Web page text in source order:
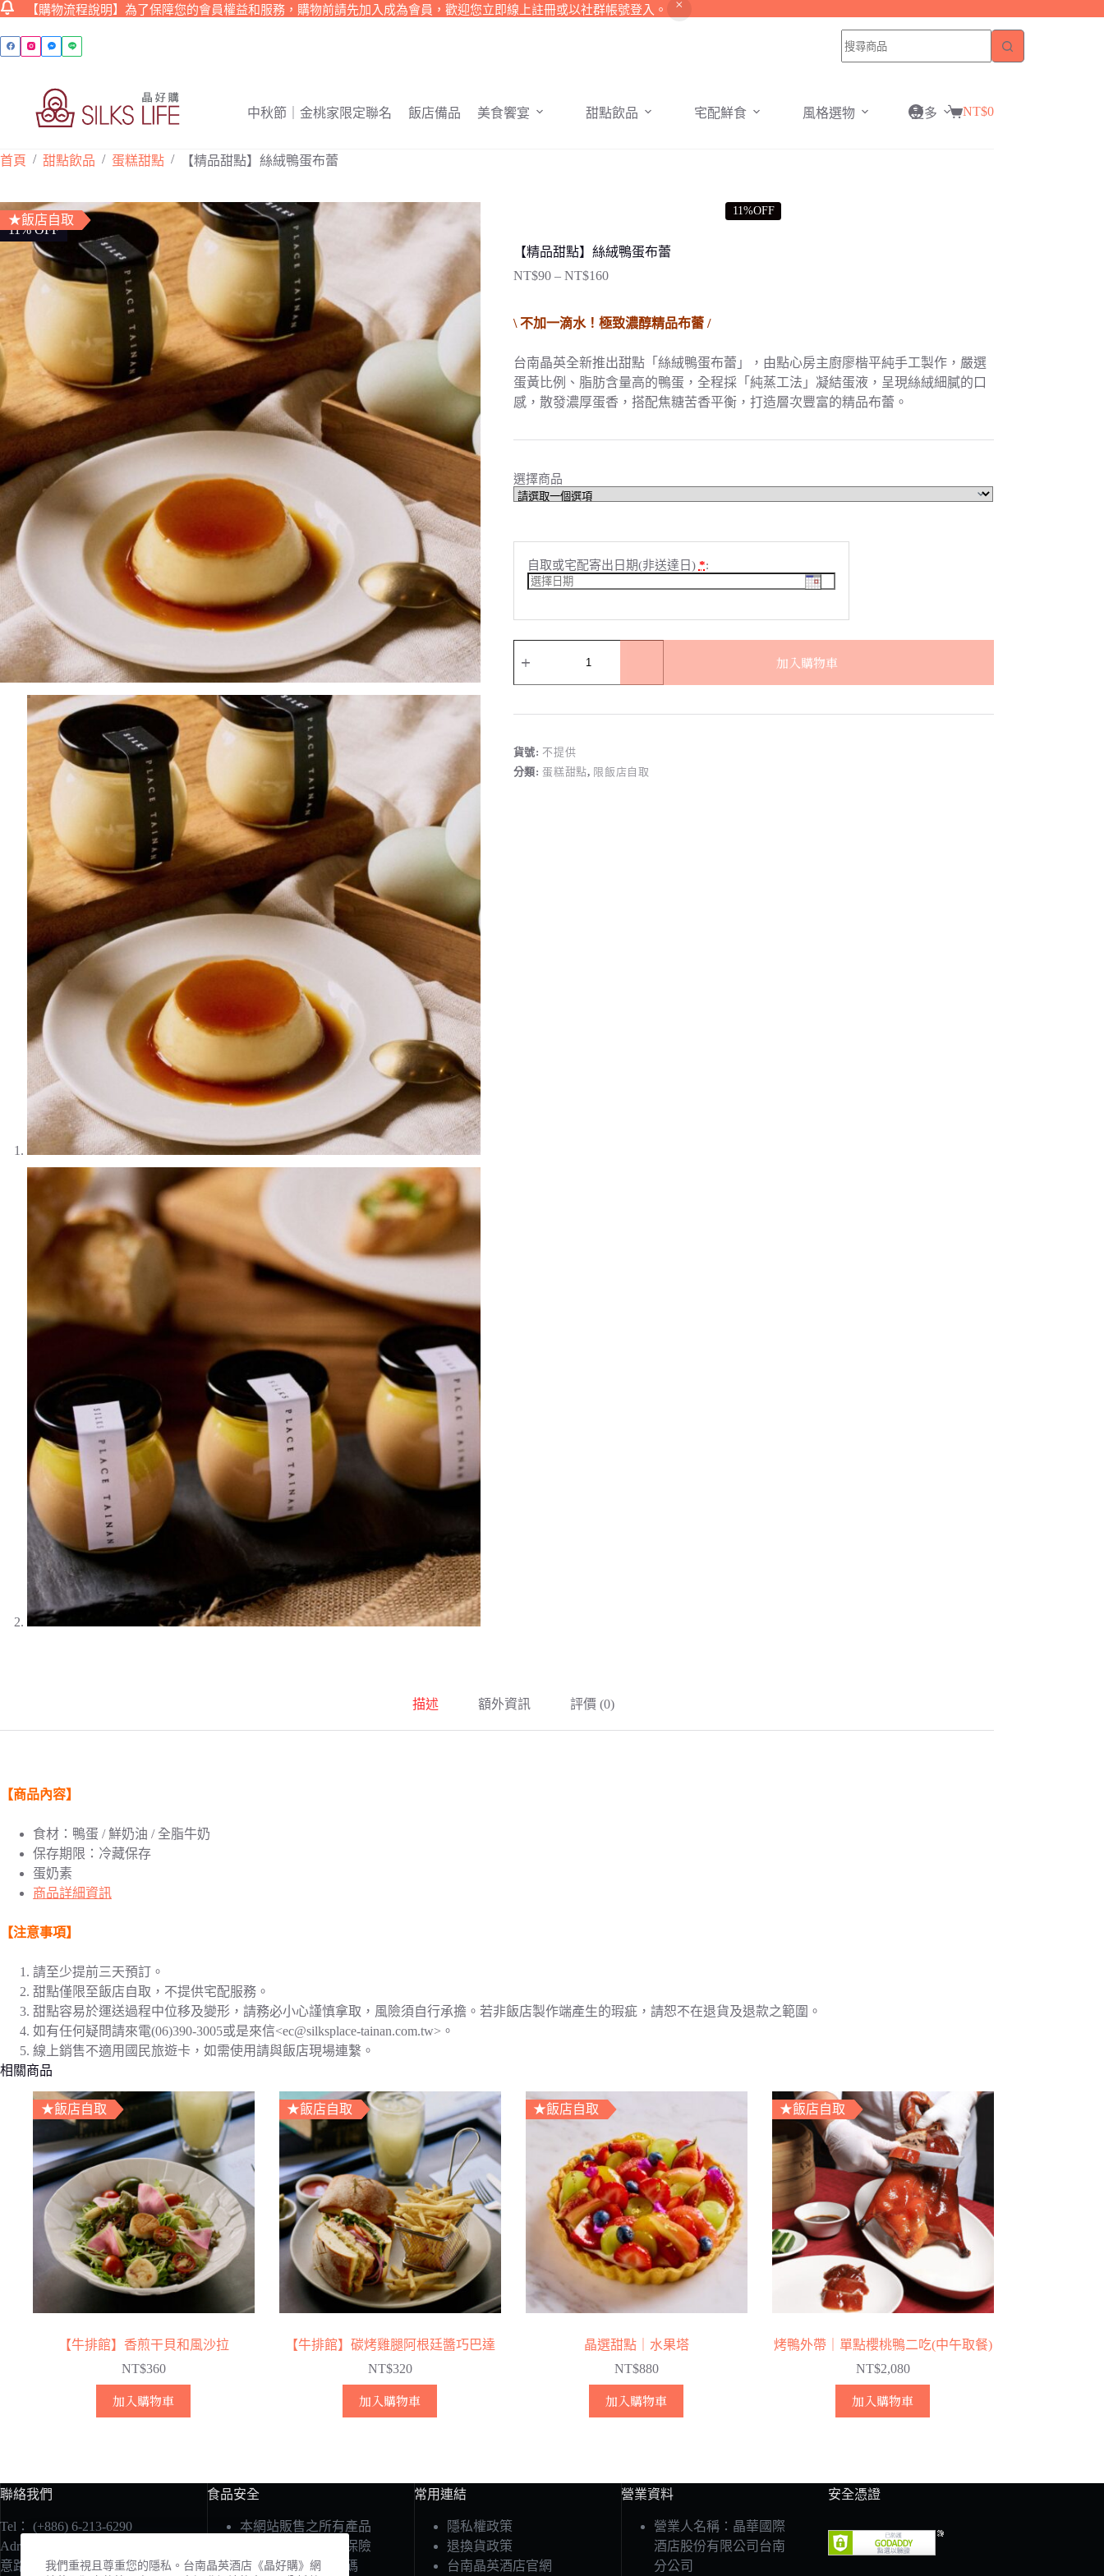
【購物流程說明】為了保障您的會員權益和服務，購物前請先加入成為會員，歡迎您立即線上註冊或以社群帳號登入。
至
我們重視且尊重您的隱私。台南晶英酒店《晶好購》網
中秋節｜金桃家限定聯名 飯店備品 美食饗宴 甜點飲品 宅配鮮食 風格選物 更多
購
NT$0
首頁 / 甜點飲品 / 蛋糕甜點 / 【精品甜點】絲絨鴨蛋布蕾
11% OFF
★飯店自取
11%OFF
【精品甜點】絲絨鴨蛋布蕾
NT$90 – NT$160價
範
NT$90
到
NT$160
\ 不加一滴水！極致濃醇精品布蕾 /
台南晶英全新推出甜點「絲絨鴨蛋布蕾」，由點心房主廚廖楷平純手工製作，嚴選
蛋黃比例、脂肪含量高的鴨蛋，全程採「純蒸工法」凝結蛋液，呈現絲絨細膩的口
感，散發濃厚蛋香，搭配焦糖苦香平衡，打造層次豐富的精品布蕾。
選擇商品
自取或宅配寄出日期(非送達日) *:
品
甜
絲
鴨
蛋
加入購物車
貨號: 不提供
分類:蛋糕甜點, 限飯店自取
描述 額外資訊 評價 (0)
【商品內容】
食材：鴨蛋 / 鮮奶油 / 全脂牛奶
保存期限：冷藏保存
蛋奶素
商品詳細資訊
【注意事項】
請至少提前三天預訂。
甜點僅限至飯店自取，不提供宅配服務。
甜點容易於運送過程中位移及變形，請務必小心謹慎拿取，風險須自行承擔。若非飯店製作端產生的瑕疵，請恕不在退貨及退款之範圍。
如有任何疑問請來電(06)390-3005或是來信<ec@silksplace-tainan.com.tw>。
線上銷售不適用國民旅遊卡，如需使用請與飯店現場連繫。
相關商品
★飯店自取
【牛排館】香煎干貝和風沙拉
NT$360
加入購物車
★飯店自取
【牛排館】碳烤雞腿阿根廷醬巧巴達
NT$320
加入購物車
★飯店自取
晶選甜點｜水果塔
NT$880
加入購物車
★飯店自取
烤鴨外帶｜單點櫻桃鴨二吃(中午取餐)
NT$2,080
加入購物車
聯絡我們
Tel： (+886) 6-213-6290
Adress：700台南市中西區和
意路1號
食品安全
本網站販售之所有產品
責任險由國泰產物保險
承保在案：保單號碼
常用連結
隱私權政策
退換貨政策
台南晶英酒店官網
營業資料
營業人名稱：晶華國際
酒店股份有限公司台南
分公司
安全憑證